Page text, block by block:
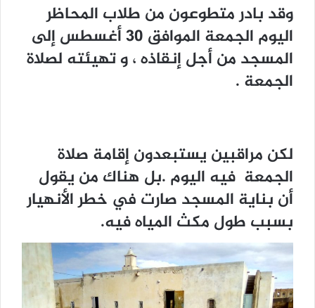
وقد بادر متطوعون من طلاب المحاظر
اليوم الجمعة الموافق 30 أغسطس إلى
المسجد من أجل إنقاذه ، و تهيئته لصلاة
الجمعة .
لكن مراقبين يستبعدون إقامة صلاة
الجمعة فيه اليوم .بل هناك من يقول
أن بناية المسجد صارت في خطر الأنهيار
بسبب طول مكث المياه فيه.